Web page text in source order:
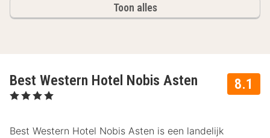
Toon alles
8.1
Best Western Hotel Nobis Asten
, 4 Sterren
Best Western Hotel Nobis Asten is een landelijk